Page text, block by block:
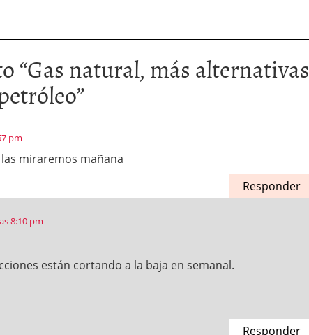
“Gas natural, más alternativas
”
pm
miraremos mañana
Responder
8:10 pm
están cortando a la baja en semanal.
Responder